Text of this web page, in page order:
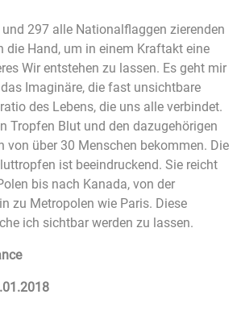
und 297 alle Nationalflaggen zierenden
die Hand, um in einem Kraftakt eine
Wir entstehen zu lassen. Es geht mir
Imaginäre, die fast unsichtbare
des Lebens, die uns alle verbindet.
Tropfen Blut und den dazugehörigen
von über 30 Menschen bekommen. Die
ist beeindruckend. Sie reicht
bis nach Kanada, von der
zu Metropolen wie Paris. Diese
ich sichtbar werden zu lassen.